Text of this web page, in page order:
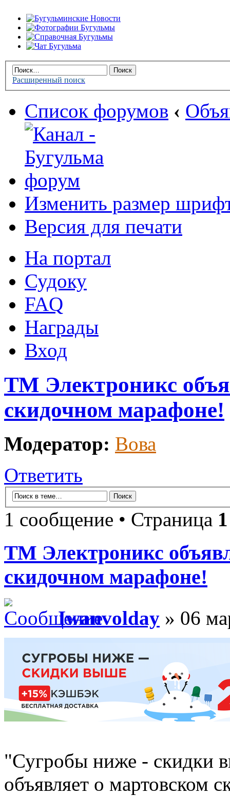
Расширенный поиск
Список форумов ‹
Изменить размер
Версия для печати
На портал
Судоку
FAQ
Награды
Вход
ТМ Электроникс
скидочном марафоне!
Модератор: Вова
Ответить
1 сообщение • Страница 1
ТМ Электроникс
скидочном марафоне!
Iwanvolday » 06
"Сугробы ниже - скидки
объявляет о мартовском